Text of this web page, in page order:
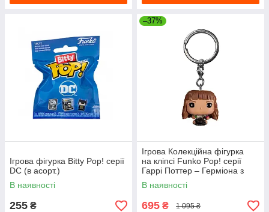
Ігрова фігурка Bitty Pop! серії
DC (в асорт.)
В наявності
255 ₴
–37%
Ігрова Колекційна фігурка
на кліпсі Funko Pop! серії
Гаррі Поттер – Герміона з
зіллям
В наявності
695 ₴ 1 095 ₴